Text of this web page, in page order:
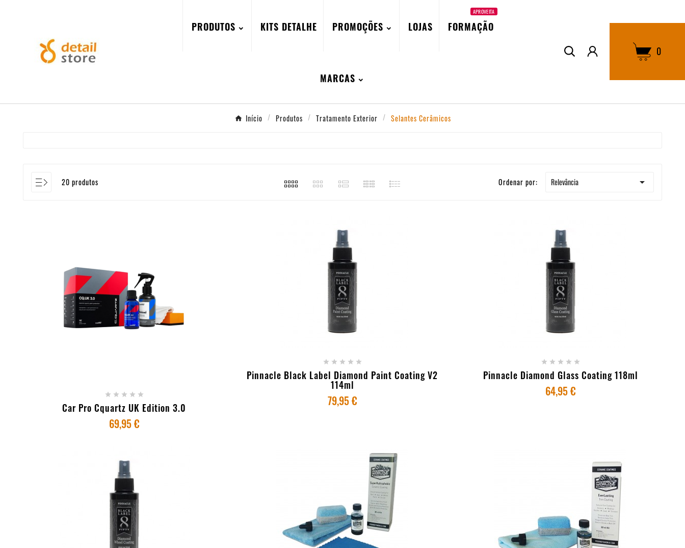
PRODUTOS KITS DETALHE PROMOÇÕES LOJAS FORMAÇÃO
APROVEITA
MARCAS
0
Início Produtos Tratamento Exterior Selantes Cerâmicos
20 produtos Ordenar por: Relevância 
    
Car Pro Cquartz UK Edition 3.0
69,95 €
+ ADICIONAR AO CARRINHO
    
Pinnacle Black Label Diamond Paint Coating V2
114ml
79,95 €
+ ADICIONAR AO CARRINHO
    
Pinnacle Diamond Glass Coating 118ml
64,95 €